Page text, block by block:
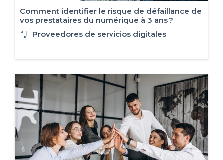
Comment identifier le risque de défaillance de
vos prestataires du numérique à 3 ans ?
Proveedores de servicios digitales